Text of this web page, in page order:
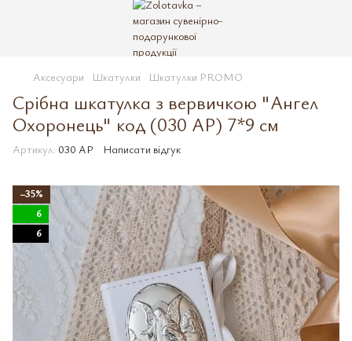
Аксесуари Шкатулки Шкатулки PROMO
Срібна шкатулка з вервичкою "Ангел
Охоронець" код (030 AP) 7*9 см
Артикул: 030 AP Написати відгук
−35%
6
6